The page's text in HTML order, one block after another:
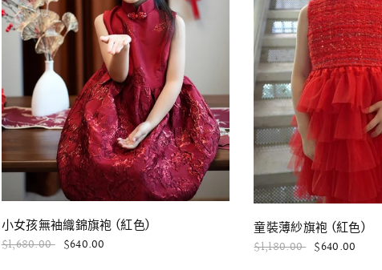
快速瀏覽
小女孩無袖織錦旗袍 (紅色)
$1,680.00 $640.00
快速瀏覽
童裝薄紗旗袍 (紅色)
$1,180.00 $640.00